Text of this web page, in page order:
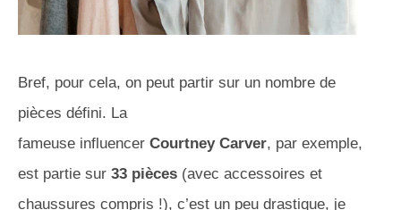
Bref, pour cela, on peut partir sur un nombre de
pièces défini. La
fameuse influencer Courtney Carver, par exemple,
est partie sur 33 pièces (avec accessoires et
chaussures compris !), c’est un peu drastique, je